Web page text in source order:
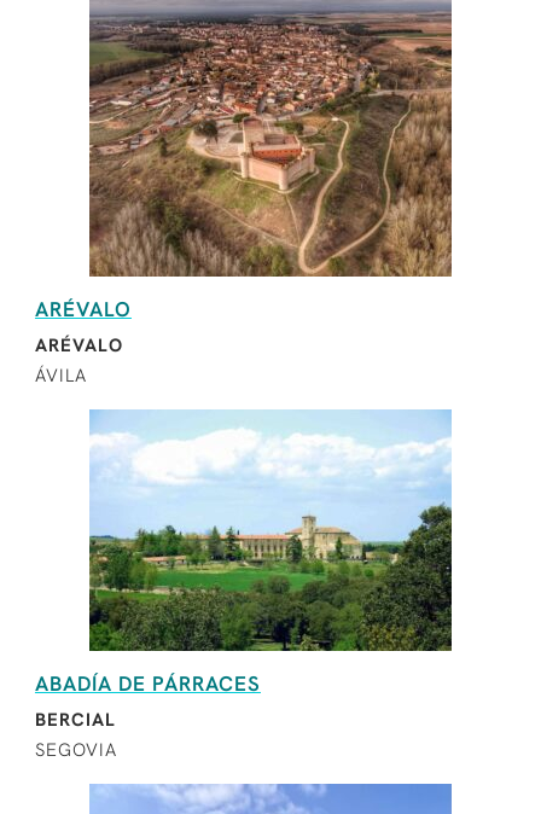
ARÉVALO
ARÉVALO
ÁVILA
ABADÍA DE PÁRRACES
BERCIAL
SEGOVIA